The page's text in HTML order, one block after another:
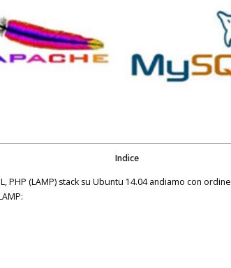
Indice
PHP (LAMP) stack su Ubuntu 14.04 andiamo con ordine